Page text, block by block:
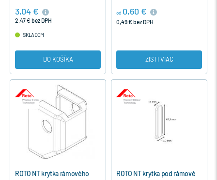
sklopné okno alebo balkónové
dvere okuté s kovaním ROTO
3,04 €
2,47 € bez DPH
SKLADOM
DO KOŠÍKA
sklopného plastového okna
alebo balkónových dverí.
od 0,60 €
0,49 € bez DPH
ZISTI VIAC
ROTO NT krytka rámového
ROTO NT krytka pod rámové